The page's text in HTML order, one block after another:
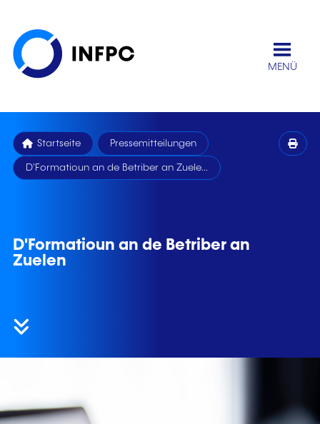
MENÜ
Startseite Pressemitteilungen
D'Formatioun an de Betriber an Zuele...
D'Formatioun an de Betriber an
Zuelen